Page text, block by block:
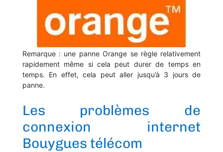
Remarque : une panne Orange se règle relativement
rapidement même si cela peut durer de temps en
temps. En effet, cela peut aller jusqu’à 3 jours de
panne.
Les problèmes de
connexion internet
Bouygues télécom